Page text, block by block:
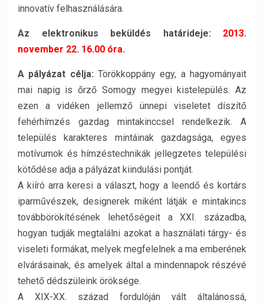
innovatív felhasználására.
Az elektronikus beküldés határideje:
2013.
november 22. 16.00 óra.
A pályázat célja: Törökkoppány egy, a hagyományait
mai napig is őrző Somogy megyei kistelepülés. Az
ezen a vidéken jellemző ünnepi viseletet díszítő
fehérhímzés gazdag mintakinccsel rendelkezik. A
település karakteres mintáinak gazdagsága, egyes
motívumok és hímzéstechnikák jellegzetes települési
kötődése adja a pályázat kiindulási pontját.
A kiíró arra keresi a választ, hogy a leendő és kortárs
iparművészek, designerek miként látják e mintakincs
továbbörökítésének lehetőségeit a XXI. századba,
hogyan tudják megtalálni azokat a használati tárgy- és
viseleti formákat, melyek megfelelnek a ma emberének
elvárásainak, és amelyek által a mindennapok részévé
tehető dédszüleink öröksége.
A XIX-XX. század fordulóján vált általánossá,